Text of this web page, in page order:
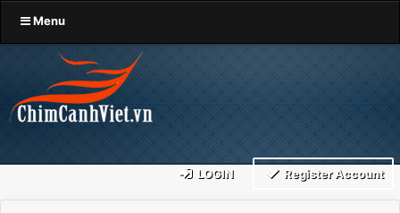
Menu
LOGIN Register Account